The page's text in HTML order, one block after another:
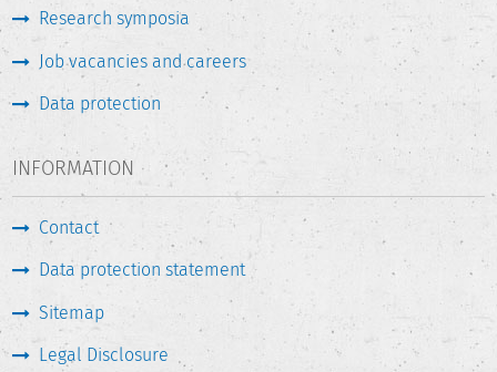
Research symposia
Job vacancies and careers
Data protection
INFORMATION
Contact
Data protection statement
Sitemap
Legal Disclosure